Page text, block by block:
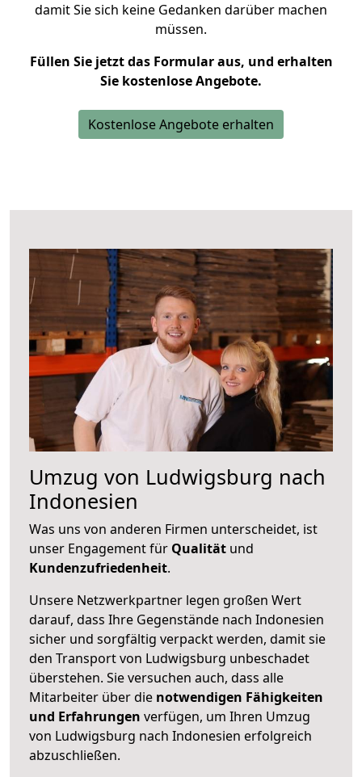
damit Sie sich keine Gedanken darüber machen
müssen.
Füllen Sie jetzt das Formular aus, und erhalten
Sie kostenlose Angebote.
Kostenlose Angebote erhalten
Umzug von Ludwigsburg nach
Indonesien
Was uns von anderen Firmen unterscheidet, ist
unser Engagement für Qualität und
Kundenzufriedenheit.
Unsere Netzwerkpartner legen großen Wert
darauf, dass Ihre Gegenstände nach Indonesien
sicher und sorgfältig verpackt werden, damit sie
den Transport von Ludwigsburg unbeschadet
überstehen. Sie versuchen auch, dass alle
Mitarbeiter über die notwendigen Fähigkeiten
und Erfahrungen verfügen, um Ihren Umzug
von Ludwigsburg nach Indonesien erfolgreich
abzuschließen.